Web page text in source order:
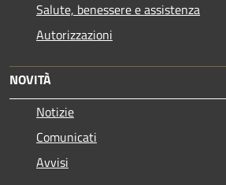
Salute, benessere e assistenza
Autorizzazioni
NOVITÀ
Notizie
Comunicati
Avvisi